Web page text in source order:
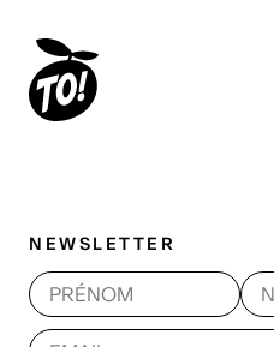
NEWSLETTER